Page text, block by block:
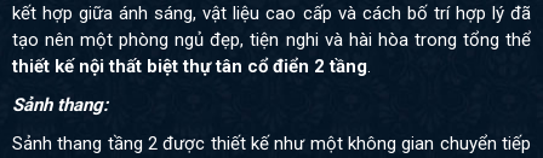
kết hợp giữa ánh sáng, vật liệu cao cấp và cách bố trí hợp lý đã
tạo nên một phòng ngủ đẹp, tiện nghi và hài hòa trong tổng thể
thiết kế nội thất biệt thự tân cổ điển 2 tầng.
Sảnh thang:
Sảnh thang tầng 2 được thiết kế như một không gian chuyển tiếp